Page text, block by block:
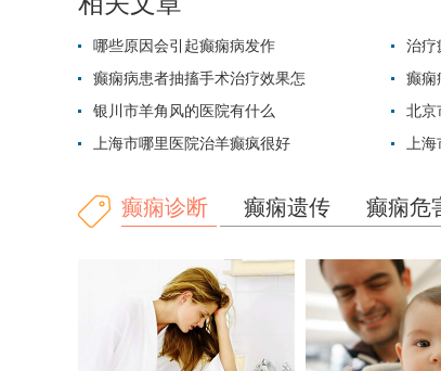
哪些原因会引起癫痫病发作 治疗
癫痫病患者抽搐手术治疗效果怎
癫痫
银川市羊角风的医院有什么
北京
上海市哪里医院治羊癫疯很好
上
癫痫诊断 癫痫遗传 癫痫危